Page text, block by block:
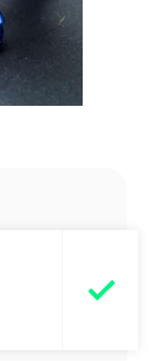
輕薄
片樣本)
抵玩靚機